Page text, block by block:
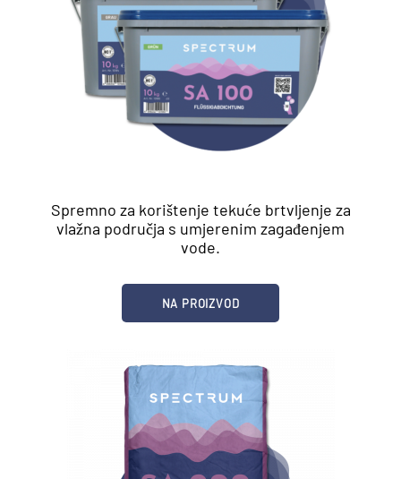
Spremno za korištenje tekuće brtvljenje za
vlažna područja s umjerenim zagađenjem
vode.
NA PROIZVOD